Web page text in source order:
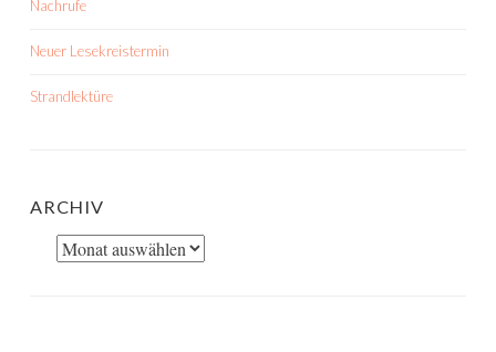
Nachrufe
Neuer Lesekreistermin
Strandlektüre
ARCHIV
Archiv